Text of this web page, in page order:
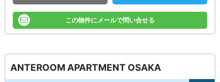
この物件にメールで問い合せる
ANTEROOM APARTMENT OSAKA